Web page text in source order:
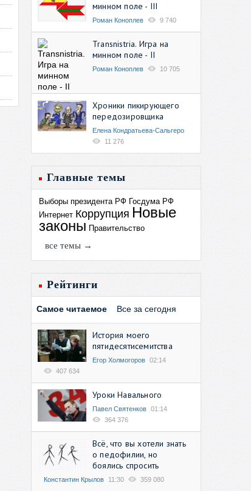
минном поле - III
Роман Коноплев 9 740
Transnistria. Игра на
минном поле - II
Роман Коноплев 10 705
Хроники пикирующего
передозировщика
Елена Кондратьева-Сальгеро
11 276
Главные темы
Выборы президента РФ Госдума РФ
Интернет Коррупция Новые
законы Правительство
все темы →
Рейтинги
Самое читаемое Все за сегодня
История моего
пятидесятисемитства
Егор Холмогоров 02:14
407 634
Уроки Навального
Павел Святенков 01:14
364 376
Всё, что вы хотели знать
о педофилии, но
боялись спросить
Константин Крылов 11:30 359 080